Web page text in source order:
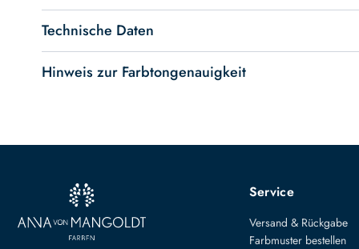
Technische Daten
Hinweis zur Farbtongenauigkeit
Service
Versand & Rückgabe
Farbmuster bestellen